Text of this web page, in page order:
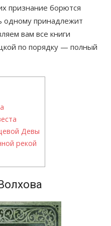
признание борются
одному принадлежит
вам все книги
по порядку — полный
Девы
рекой